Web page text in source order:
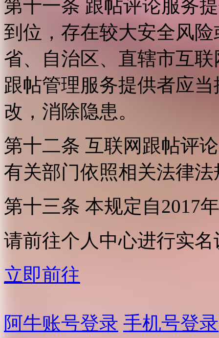
第十一条 跟帖评论服务
到位，存在较大安全风
省、自治区、直辖市互
跟帖管理服务提供者应
改，消除隐患。
第十二条 互联网跟帖评
有关部门依照相关法律
第十三条 本规定自2017
请前往个人中心进行实名
立即前往
阿牛账号登录 手机号登录